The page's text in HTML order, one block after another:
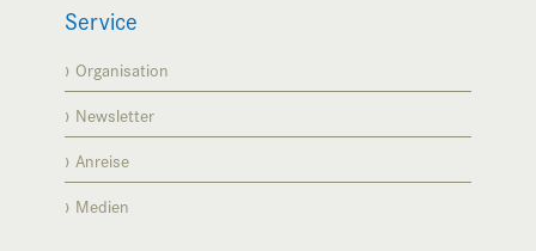
Service
Organisation
Newsletter
Anreise
Medien